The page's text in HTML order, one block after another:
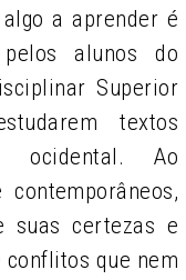
a aprender é
alunos do
Superior
textos
ocidental. Ao
suas certezas e
conflitos que nem